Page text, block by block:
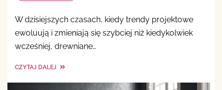
W dzisiejszych czasach, kiedy trendy projektowe
ewoluują i zmieniają się szybciej niż kiedykolwiek
wcześniej, drewniane…
CZYTAJ DALEJ